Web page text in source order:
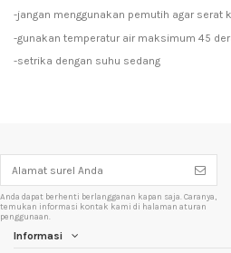
-jangan menggunakan pemutih agar serat
-gunakan temperatur air maksimum 45
-setrika dengan suhu sedang
Anda dapat berhenti berlangganan kapan saja. Caranya,
temukan informasi kontak kami di halaman aturan
penggunaan.
Informasi